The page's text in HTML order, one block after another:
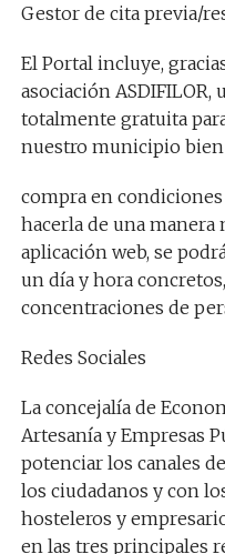
Gestor de cita previa/
El Portal incluye,
asociación
totalmente gratuita
nuestro municipio
compra en
hacerla de una manera
aplicación web, se
un día y hora
concentraciones de
Redes Sociales
La concejalía de
Artesanía y Empresas
potenciar los canales
los ciudadanos y con
hosteleros y
en las tres principales